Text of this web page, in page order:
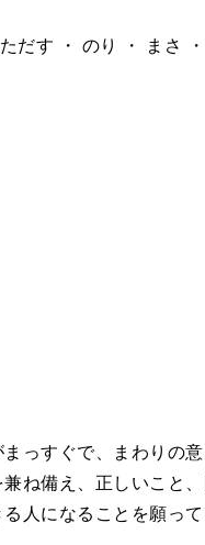
だす ・ のり ・ まさ
っすぐで、まわりの
ね備え、正しいこと
人になることを願って